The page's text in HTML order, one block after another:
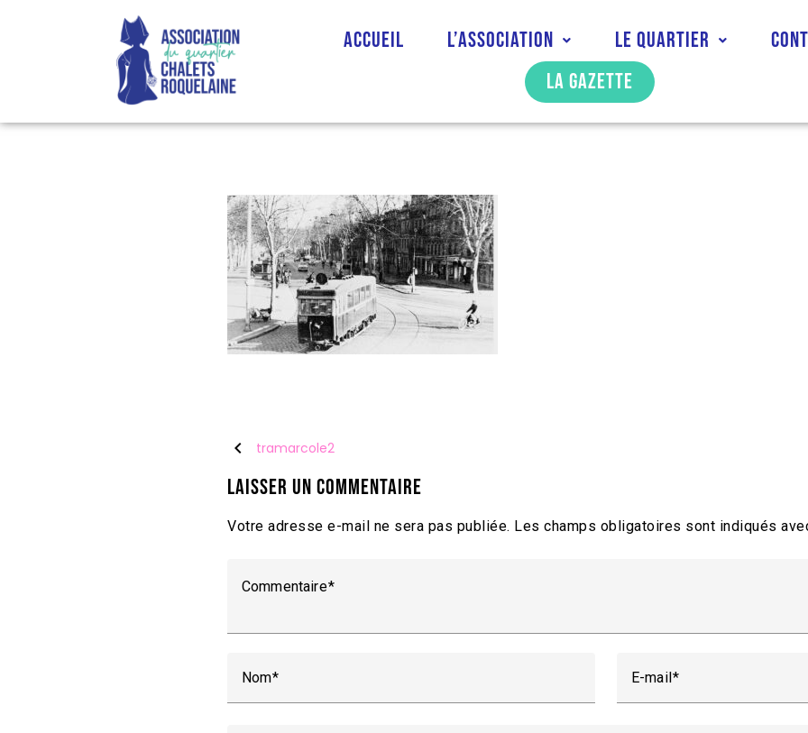
Accueil L’association Le quartier
La gazette
chevron_left tramarcole2
Laisser un commentaire
Votre adresse e-mail ne sera pas publiée. Les champs obligatoires sont indiqués
Commentaire
Nom E-mail